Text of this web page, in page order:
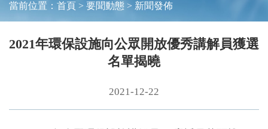
當前位置： 首頁> 要聞動態> 新聞發佈
2021年環保設施向公眾開放優秀講解員獲選
名單揭曉
2021-12-22